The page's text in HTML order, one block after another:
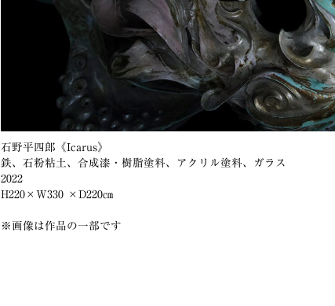
石野平四郎《Icarus》
鉄、石粉粘土、合成漆・樹脂塗料、アクリル塗料、ガラス
2022
H220×W330 ×D220㎝
※画像は作品の一部です